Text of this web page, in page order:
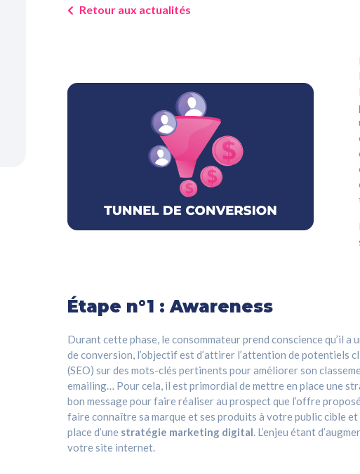
Retour aux actualités
Étape n°1 : Awareness
Durant cette phase, le consommateur prend conscience qu’il
de conversion, l’objectif est d’attirer l’attention de potentiels
(SEO) sur des mots-clés pertinents pour améliorer son
emailing… Pour cela, il est primordial de mettre en place une
bon message pour faire réaliser au prospect que l’offre
faire connaître sa marque et ses produits à votre public cible
place d’une stratégie marketing digital. L’enjeu étant
votre site internet.